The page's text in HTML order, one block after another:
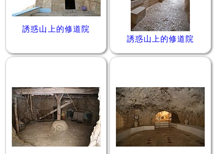
誘惑山上的修道院
誘惑山上的修道院